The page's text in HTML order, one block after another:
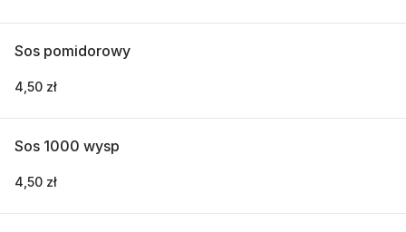
Sos pomidorowy
4,50 zł
Sos 1000 wysp
4,50 zł